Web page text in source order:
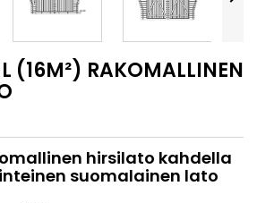
(16M²) RAKOMALLINEN
hirsilato kahdella
suomalainen lato